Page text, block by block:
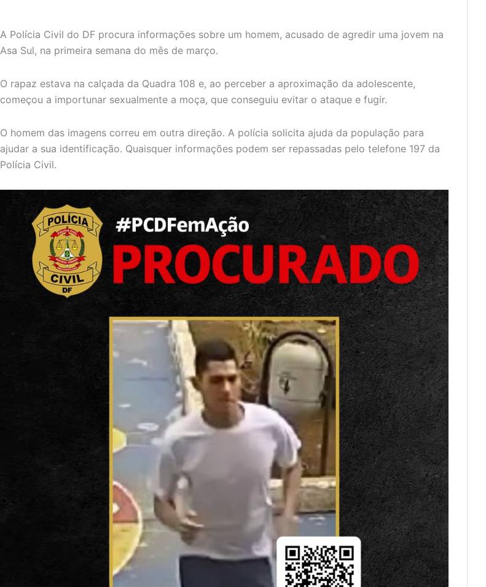
A Polícia Civil do DF procura informações sobre um homem, acusado de agredir uma jovem na
Asa Sul, na primeira semana do mês de março.
O rapaz estava na calçada da Quadra 108 e, ao perceber a aproximação da adolescente,
começou a importunar sexualmente a moça, que conseguiu evitar o ataque e fugir.
O homem das imagens correu em outra direção. A polícia solicita ajuda da população para
ajudar a sua identificação. Quaisquer informações podem ser repassadas pelo telefone 197 da
Polícia Civil.